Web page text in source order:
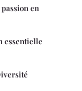
en
essentielle